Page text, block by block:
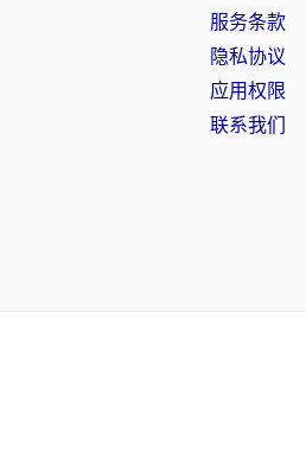
服务条款
隐私协议
应用权限
联系我们